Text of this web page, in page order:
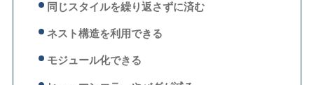
同じスタイルを繰り返さずに済む
ネスト構造を利用できる
モジュール化できる